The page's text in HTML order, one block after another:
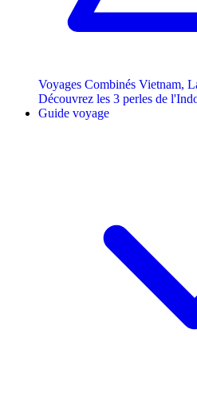
Voyages Combinés Vietnam,
Découvrez les 3 perles de
Guide voyage